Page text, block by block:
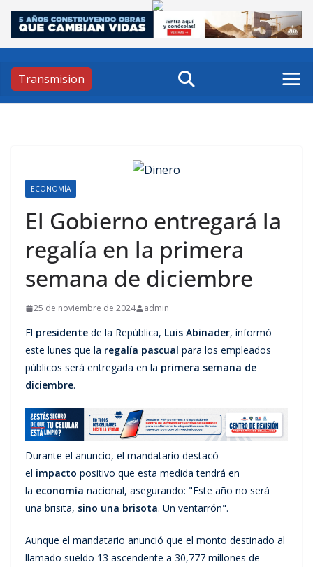
Skip
content
Transmision
ECONOMÍA
El Gobierno entregará la
regalía en la primera
semana de diciembre
25 de noviembre de 2024 admin
El presidente de la República, Luis Abinader, informó
este lunes que la regalía pascual para los empleados
públicos será entregada en la primera semana de
diciembre.
Durante el anuncio, el mandatario destacó
el impacto positivo que esta medida tendrá en
la economía nacional, asegurando: "Este año no será
una brisita, sino una brisota. Un ventarrón".
Aunque el mandatario anunció que el monto destinado al
llamado sueldo 13 ascendente a 30,777 millones de